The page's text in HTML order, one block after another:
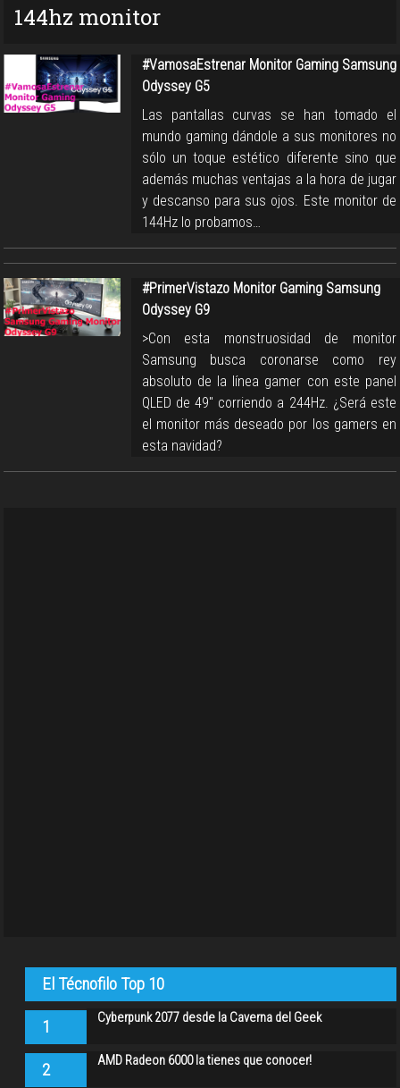
144hz monitor
#VamosaEstrenar Monitor Gaming Samsung
Odyssey G5
Las pantallas curvas se han tomado el
mundo gaming dándole a sus monitores no
sólo un toque estético diferente sino que
además muchas ventajas a la hora de jugar
y descanso para sus ojos. Este monitor de
144Hz lo probamos…
#PrimerVistazo Monitor Gaming Samsung
Odyssey G9
>Con esta monstruosidad de monitor
Samsung busca coronarse como rey
absoluto de la línea gamer con este panel
QLED de 49" corriendo a 244Hz. ¿Será este
el monitor más deseado por los gamers en
esta navidad?
El Técnofilo Top 10
1 Cyberpunk 2077 desde la Caverna del Geek
2 AMD Radeon 6000 la tienes que conocer!